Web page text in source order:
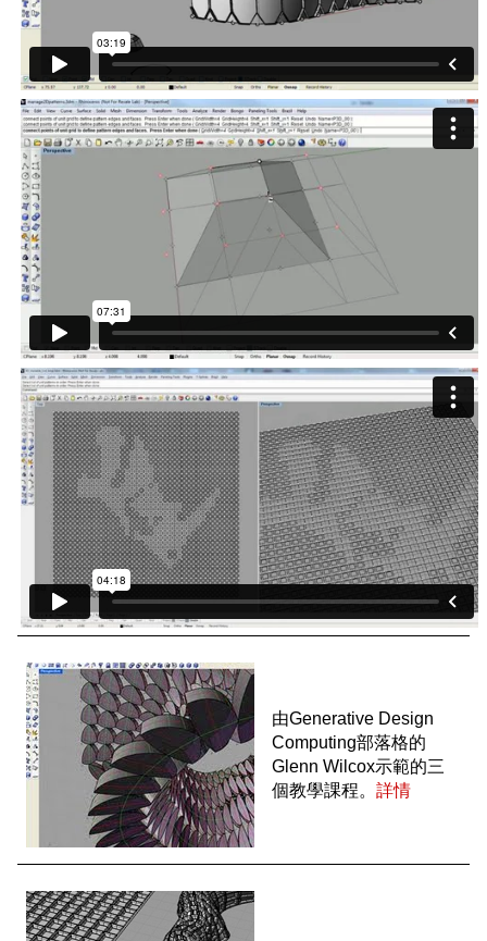
由Generative Design
Computing部落格的
Glenn Wilcox示範的三
個教學課程。 詳情